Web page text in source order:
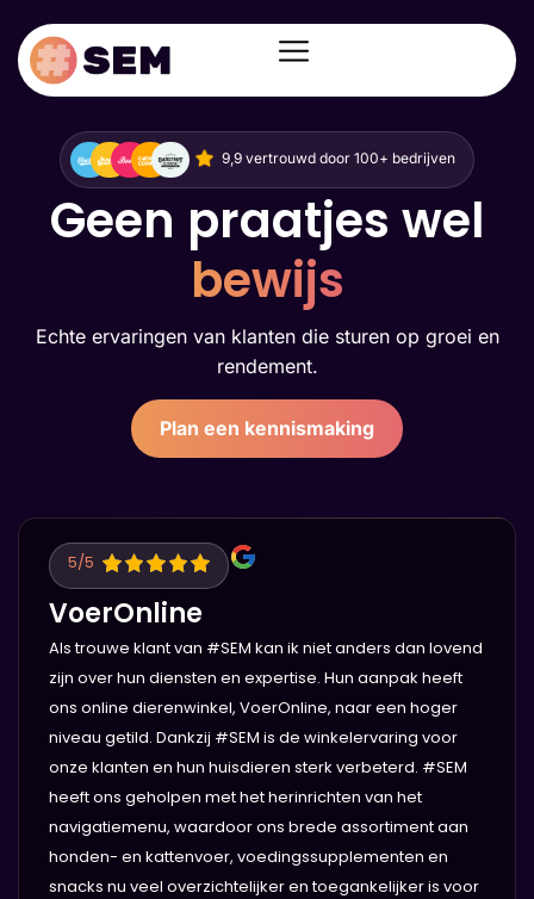
9,9 vertrouwd door 100+ bedrijven
Geen praatjes wel
bewijs
Echte ervaringen van klanten die sturen op groei en
rendement.
Plan een kennismaking
5/5
VoerOnline
Als trouwe klant van #SEM kan ik niet anders dan lovend
zijn over hun diensten en expertise. Hun aanpak heeft
ons online dierenwinkel, VoerOnline, naar een hoger
niveau getild. Dankzij #SEM is de winkelervaring voor
onze klanten en hun huisdieren sterk verbeterd. #SEM
heeft ons geholpen met het herinrichten van het
navigatiemenu, waardoor ons brede assortiment aan
honden- en kattenvoer, voedingssupplementen en
snacks nu veel overzichtelijker en toegankelijker is voor